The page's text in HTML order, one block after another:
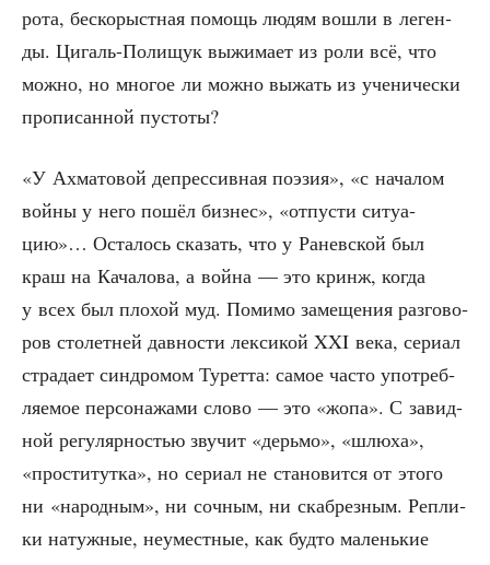
ро­та, бес­ко­рыст­ная помощь людям вошли в леген­
ды. Цигаль-Поли­щук выжи­ма­ет из роли всё, что
мож­но, но мно­гое ли мож­но выжать из уче­ни­че­ски
про­пи­сан­ной пустоты?
«У Ахма­то­вой депрес­сив­ная поэ­зия», «с нача­лом
вой­ны у него пошёл биз­нес», «отпу­сти ситу­а­
цию»… Оста­лось ска­зать, что у Ранев­ской был
краш на Кача­ло­ва, а вой­на — это кринж, когда
у всех был пло­хой муд. Поми­мо заме­ще­ния раз­го­во­
ров сто­лет­ней дав­но­сти лек­си­кой XXI века, сери­ал
стра­да­ет син­дро­мом Турет­та: самое часто упо­треб­
ля­е­мое пер­со­на­жа­ми сло­во — это «жопа». С завид­
ной регу­ляр­но­стью зву­чит «дерь­мо», «шлю­ха»,
«про­сти­тут­ка», но сери­ал не ста­но­вит­ся от это­го
ни «народ­ным», ни соч­ным, ни ска­брез­ным. Репли­
ки натуж­ные, неумест­ные, как буд­то малень­кие